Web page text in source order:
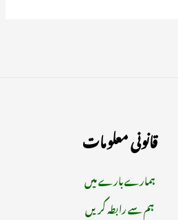
قانونی معلومات
ہمارے بارے میں
ہم سے رابطہ کریں